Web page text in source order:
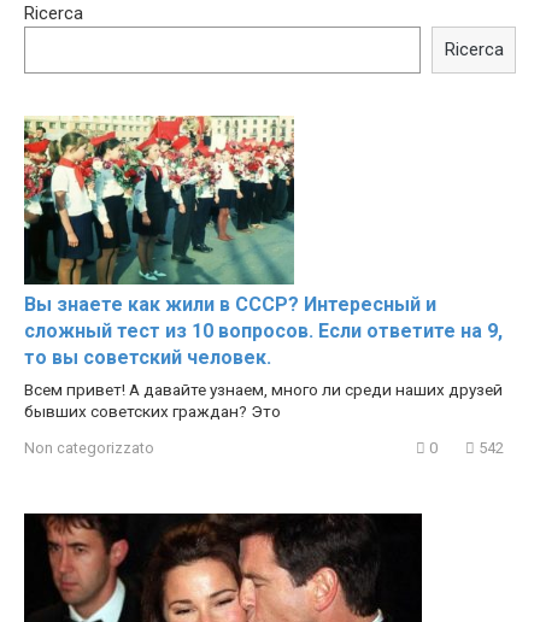
Shocking illusion - Pretty
Trying BOLLYWOOD
Ricerca
Ricerca
Вы знаете как жили в СССР? Интересный и
сложный тест из 10 вопросов. Если ответите на 9,
то вы советский человек.
Всем привет! А давайте узнаем, много ли среди наших друзей
бывших советских граждан? Это
Non categorizzato 0 542